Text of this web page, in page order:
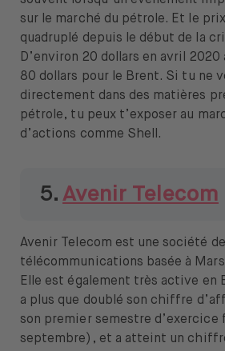
sur le marché du pétrole. Et le
quadruplé depuis le début de la
D’environ 20 dollars en avril 2020
80 dollars pour le Brent. Si tu ne
directement dans des matières
pétrole, tu peux t’exposer au
d’actions comme Shell.
5. Avenir Telecom
Avenir Telecom est une société de
télécommunications basée à
Elle est également très active en
a plus que doublé son chiffre
son premier semestre d’exercice
septembre), et a atteint un